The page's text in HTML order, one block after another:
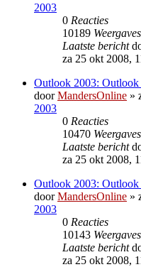
2003
0 Reacties
10189 Weergaves
Laatste bericht
za 25 okt 2008,
Outlook 2003: Outlook
doorMandersOnline »
2003
0 Reacties
10470 Weergaves
Laatste bericht
za 25 okt 2008,
Outlook 2003: Outlook
doorMandersOnline »
2003
0 Reacties
10143 Weergaves
Laatste bericht
za 25 okt 2008,